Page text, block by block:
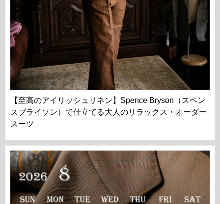
【至高のアイリッシュリネン】Spence Bryson（スペン
スブライソン）で仕立てる大人のリラックス・オーダー
スーツ